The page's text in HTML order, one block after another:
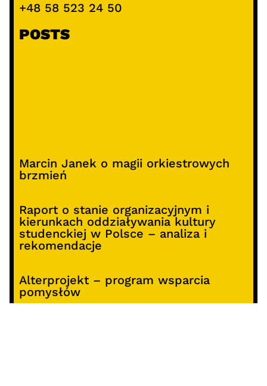
+48 58 523 24 50
POSTS
Marcin Janek o magii orkiestrowych
brzmień
Raport o stanie organizacyjnym i
kierunkach oddziaływania kultury
studenckiej w Polsce – analiza i
rekomendacje
Alterprojekt – program wsparcia
pomysłów